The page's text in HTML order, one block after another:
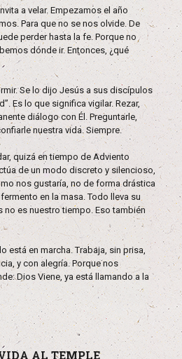
a velar. Empezamos el año
Para que no se nos olvide. De
perder hasta la fe. Porque no
dónde ir. Entonces, ¿qué
Se lo dijo Jesús a sus discípulos
Es lo que significa vigilar. Rezar,
diálogo con Él. Preguntarle,
nuestra vida. Siempre.
quizá en tiempo de Adviento
de un modo discreto y silencioso,
nos gustaría, no de forma drástica
en la masa. Todo lleva su
no es nuestro tiempo. Eso también
está en marcha. Trabaja, sin prisa,
y con alegría. Porque nos
Dios Viene, ya está llamando a la
AL TEMPLE